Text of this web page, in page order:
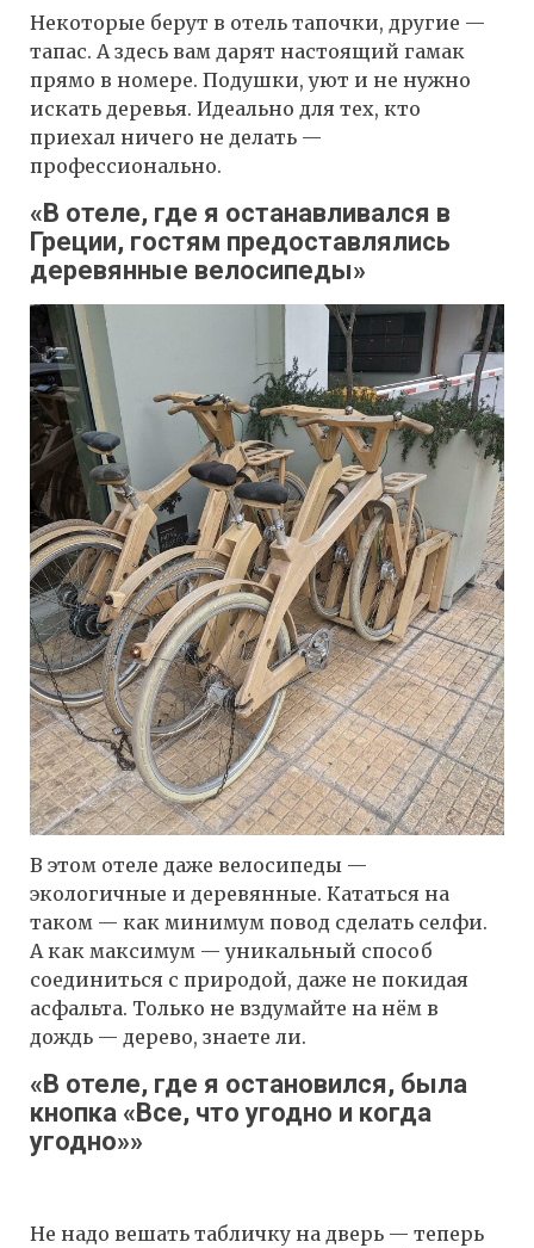
Некоторые берут в отель тапочки, другие —
тапас. А здесь вам дарят настоящий гамак
прямо в номере. Подушки, уют и не нужно
искать деревья. Идеально для тех, кто
приехал ничего не делать —
профессионально.
«В отеле, где я останавливался в
Греции, гостям предоставлялись
деревянные велосипеды»
В этом отеле даже велосипеды —
экологичные и деревянные. Кататься на
таком — как минимум повод сделать селфи.
А как максимум — уникальный способ
соединиться с природой, даже не покидая
асфальта. Только не вздумайте на нём в
дождь — дерево, знаете ли.
«В отеле, где я остановился, была
кнопка «Все, что угодно и когда
угодно»»
Не надо вешать табличку на дверь — теперь